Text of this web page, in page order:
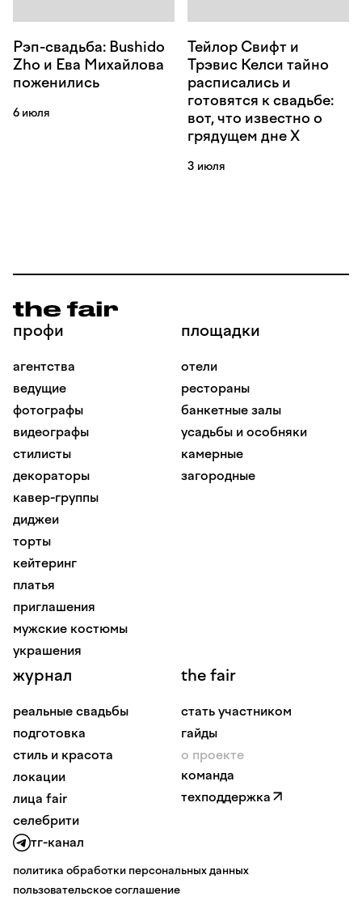
Рэп-свадьба: Bushido
Zho и Ева Михайлова
поженились
6 июля
Тейлор Свифт и
Трэвис Келси тайно
расписались и
готовятся к свадьбе:
вот, что известно о
грядущем дне Х
3 июля
профи
агентства
ведущие
фотографы
видеографы
стилисты
декораторы
кавер-группы
диджеи
торты
кейтеринг
платья
приглашения
мужские костюмы
украшения
площадки
отели
рестораны
банкетные залы
усадьбы и особняки
камерные
загородные
журнал
реальные свадьбы
подготовка
стиль и красота
локации
лица fair
селебрити
the fair
стать участником
гайды
о проекте
команда
техподдержка
тг-канал
политика обработки персональных данных
пользовательское соглашение